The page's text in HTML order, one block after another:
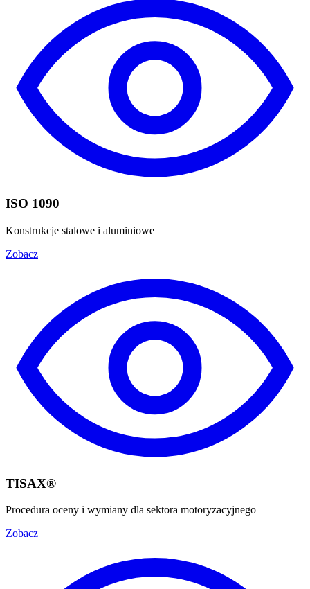
ISO 1090
Konstrukcje stalowe i aluminiowe
Zobacz
TISAX®
Procedura oceny i wymiany dla sektora motoryzacyjnego
Zobacz